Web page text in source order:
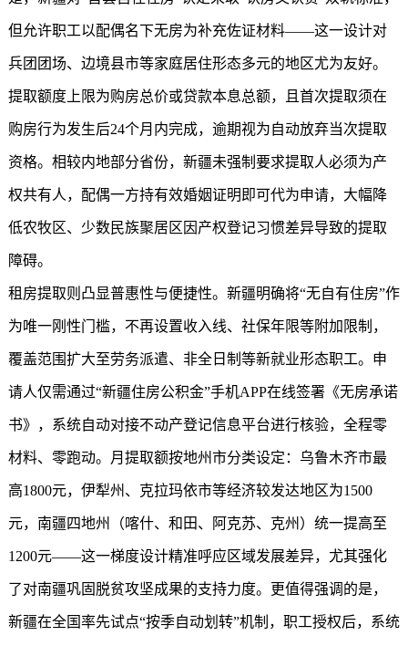
但允许职工以配偶名下无房为补充佐证材料——这一设计对
兵团团场、边境县市等家庭居住形态多元的地区尤为友好。
提取额度上限为购房总价或贷款本息总额，且首次提取须在
购房行为发生后24个月内完成，逾期视为自动放弃当次提取
资格。相较内地部分省份，新疆未强制要求提取人必须为产
权共有人，配偶一方持有效婚姻证明即可代为申请，大幅降
低农牧区、少数民族聚居区因产权登记习惯差异导致的提取
障碍。
租房提取则凸显普惠性与便捷性。新疆明确将“无自有住房”作
为唯一刚性门槛，不再设置收入线、社保年限等附加限制，
覆盖范围扩大至劳务派遣、非全日制等新就业形态职工。申
请人仅需通过“新疆住房公积金”手机APP在线签署《无房承诺
书》，系统自动对接不动产登记信息平台进行核验，全程零
材料、零跑动。月提取额按地州市分类设定：乌鲁木齐市最
高1800元，伊犁州、克拉玛依市等经济较发达地区为1500
元，南疆四地州（喀什、和田、阿克苏、克州）统一提高至
1200元——这一梯度设计精准呼应区域发展差异，尤其强化
了对南疆巩固脱贫攻坚成果的支持力度。更值得强调的是，
新疆在全国率先试点“按季自动划转”机制，职工授权后，系统